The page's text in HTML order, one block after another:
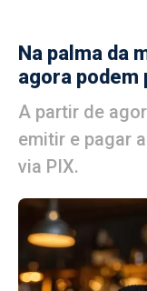
Na palma da
agora podem
A partir de
emitir e pagar
via PIX.